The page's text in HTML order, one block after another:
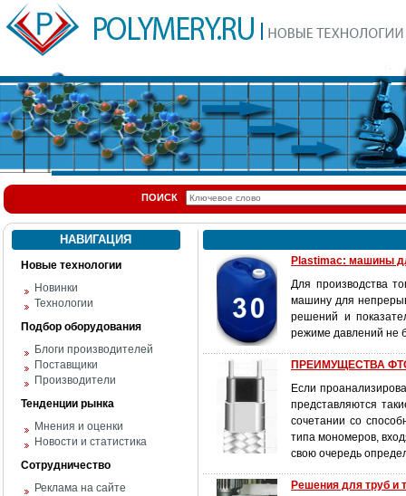
ПОИСК
НАВИГАЦИЯ
Новые технологии
Новинки
Технологии
Подбор оборудования
Блоги производителей
Поставщики
Производители
Тенденции рынка
Мнения и оценки
Новости и статистика
Сотрудничество
Реклама на сайте
Plastimac: машины
Для производства
машину для
решений и
режиме давлений не
ПРЕИМУЩЕСТВА
Если
представляются
сочетании со
типа мономеров,
свою очередь
Решения для труб и